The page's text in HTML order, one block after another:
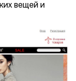
вещей и